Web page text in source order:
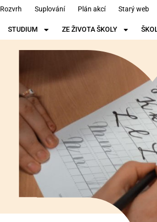
Rozvrh Suplování Plán akcí Starý web
STUDIUM ZE ŽIVOTA ŠKOLY